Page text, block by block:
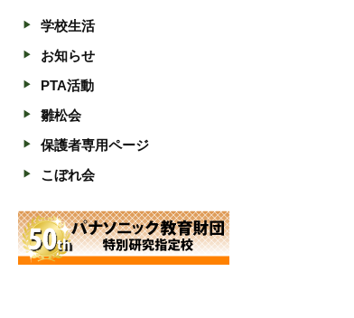
学校生活
お知らせ
PTA活動
雛松会
保護者専用ページ
こぼれ会